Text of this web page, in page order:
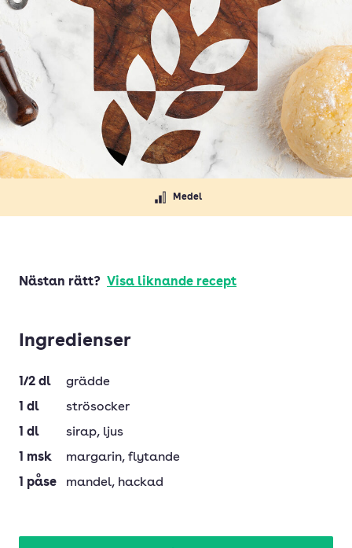
Medel
Nästan rätt? Visa liknande recept
Ingredienser
1/2 dl
grädde
1 dl
strösocker
1 dl sirap, ljus
1 msk margarin, flytande
1 påse mandel, hackad